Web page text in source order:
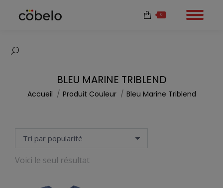
Recherche
0
BLEU MARINE TRIBLEND
Vous êtes ici :
Accueil Produit Couleur Bleu Marine Triblend
Voici le seul résultat